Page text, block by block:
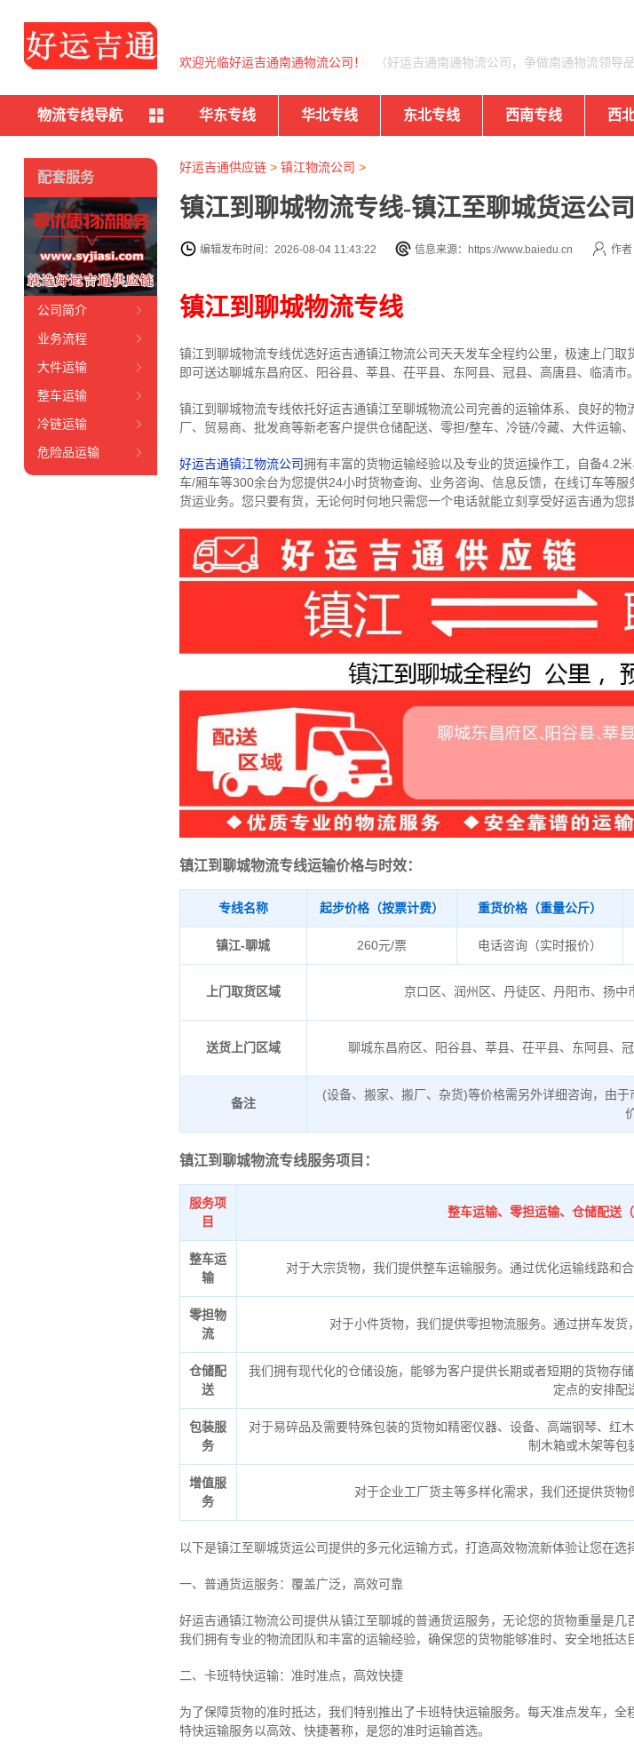
欢迎光临好运吉通南通物流公司！ （好运吉通南通物流公司，争做南通物流领导品
物流专线导航 华东专线 华北专线 东北专线 西南专线 西
好运吉通供应链> 镇江物流公司 >
镇江到聊城物流专线-镇江至聊城货运公司
编辑发布时间：2026-08-04 11:43:22 信息来源：https://www.baiedu.cn 作
镇江到聊城物流专线
镇江到聊城物流专线优选好运吉通镇江物流公司天天发车全程约公里， 极速上门取
即可送达聊城东昌府区、阳谷县、莘县、茌平县、东阿县、冠县、高唐县、临清市。
镇江到聊城物流专线依托好运吉通镇江至聊城物流公司完善的运输体系、良好的
厂、贸易商、批发商等新老客户提供仓储配送、零担/整车、冷链/冷藏、大件运输
好运吉通镇江物流公司拥有丰富的货物运输经验以及专业的货运操作工，自备4.2
车/厢车等300余台为您提供24小时货物查询、业务咨询、信息反馈，在线订车等服
货运业务。 您只要有货，无论何时何地只需您一个电话就能立刻享受好运吉通为您
镇江到聊城物流专线运输价格与时效：
专线名称 起步价格（按票计费） 重货价格（重量公斤）
镇江-聊城 260元/票 电话咨询（实时报价）
上门取货区域 京口区、润州区、丹徒区、丹阳市、扬中
送货上门区域 聊城东昌府区、阳谷县、莘县、茌平县、东阿县、
备注
(设备、搬家、搬厂、杂货)等价格需另外详细咨询，由
镇江到聊城物流专线服务项目：
服务项
目
整车运输、零担运输、仓储配送
整车运
输
对于大宗货物，我们提供整车运输服务。通过优化运输线路和
零担物
流
对于小件货物，我们提供零担物流服务。通过拼车发货
仓储配
送
我们拥有现代化的仓储设施，能够为客户提供长期或者短期的货物存
定点的安排配
包装服
务
对于易碎品及需要特殊包装的货物如精密仪器、设备、高端钢琴、红
制木箱或木架等包
增值服
务
对于企业工厂货主等多样化需求，我们还提供货物
以下是镇江至聊城货运公司提供的多元化运输方式，打造高效物流新体验让您在选
一、普通货运服务：覆盖广泛，高效可靠
好运吉通镇江物流公司提供从镇江至聊城的普通货运服务，无论您的货物重量是几
我们拥有专业的物流团队和丰富的运输经验，确保您的货物能够准时、安全地抵达
二、卡班特快运输：准时准点，高效快捷
为了保障货物的准时抵达，我们特别推出了卡班特快运输服务。每天准点发车，
特快运输服务以高效、快捷著称，是您的准时运输首选。
配套服务
公司简介
业务流程
大件运输
整车运输
冷链运输
危险品运输